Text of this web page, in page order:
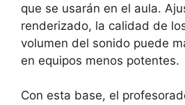
que se usarán en el aula.
renderizado, la calidad de
volumen del sonido puede
en equipos menos potentes.
Con esta base, el